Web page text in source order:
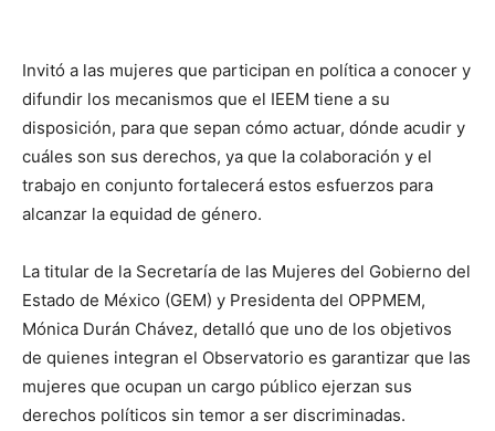
Invitó a las mujeres que participan en política a conocer y
difundir los mecanismos que el IEEM tiene a su
disposición, para que sepan cómo actuar, dónde acudir y
cuáles son sus derechos, ya que la colaboración y el
trabajo en conjunto fortalecerá estos esfuerzos para
alcanzar la equidad de género.
La titular de la Secretaría de las Mujeres del Gobierno del
Estado de México (GEM) y Presidenta del OPPMEM,
Mónica Durán Chávez, detalló que uno de los objetivos
de quienes integran el Observatorio es garantizar que las
mujeres que ocupan un cargo público ejerzan sus
derechos políticos sin temor a ser discriminadas.